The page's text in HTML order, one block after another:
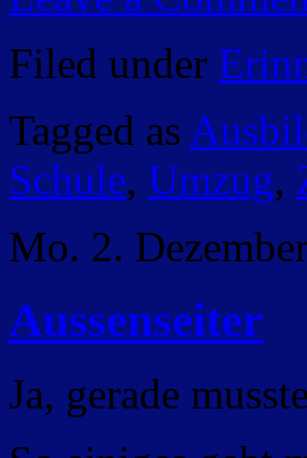
Filed under
Tagged as
Schule, Umzug,
Mo. 2.
Aussenseiter
Ja, gerade